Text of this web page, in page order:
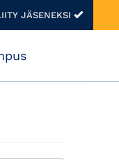
JÄSENEKSI